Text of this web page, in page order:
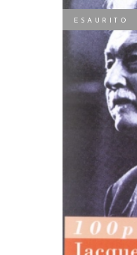
ESAURITO